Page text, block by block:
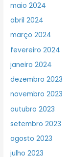
maio 2024
abril 2024
março 2024
fevereiro 2024
janeiro 2024
dezembro 2023
novembro 2023
outubro 2023
setembro 2023
agosto 2023
julho 2023